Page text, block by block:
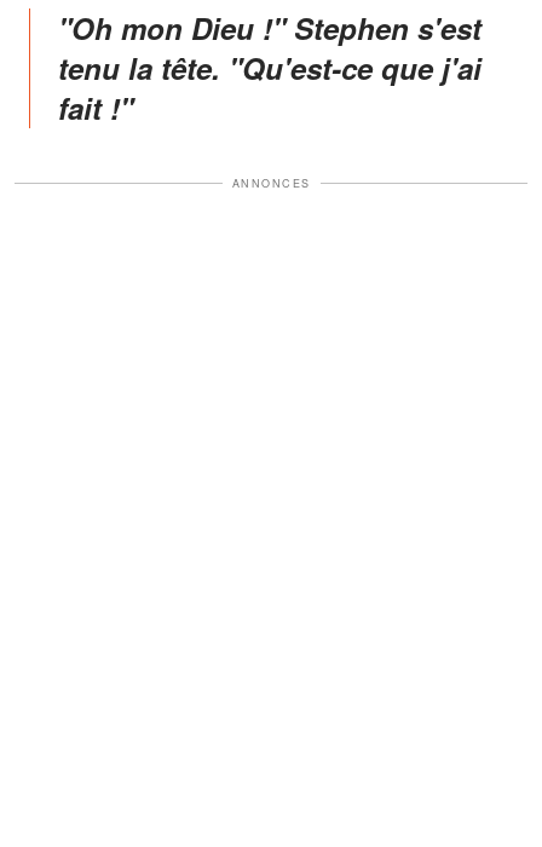
"Oh mon Dieu !" Stephen s'est
tenu la tête. "Qu'est-ce que j'ai
fait !"
ANNONCES